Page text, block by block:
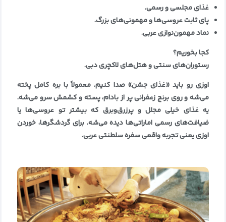
غذای مجلسی و رسمی.
پای ثابت عروسی‌ها و مهمونی‌های بزرگ.
نماد مهمون‌نوازی عربی.
کجا بخوریم؟
رستوران‌های سنتی و هتل‌های لاکچری دبی.
اوزی رو باید «غذای جشن» صدا کنیم. معمولاً با بره کامل پخته
می‌شه و روی برنج زعفرانی پر از بادام، پسته و کشمش سرو می‌شه.
یه غذای خیلی مجلل و پرزرق‌وبرق که بیشتر تو عروسی‌ها یا
ضیافت‌های رسمی اماراتی‌ها دیده می‌شه. برای گردشگرها، خوردن
اوزی یعنی تجربه واقعی سفره سلطنتی عربی.